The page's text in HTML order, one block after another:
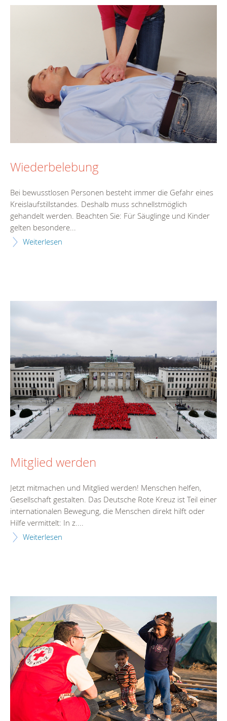
Wiederbelebung
Bei bewusstlosen Personen besteht immer die Gefahr eines
Kreislaufstillstandes. Deshalb muss schnellstmöglich
gehandelt werden. Beachten Sie: Für Säuglinge und Kinder
gelten besondere...
Weiterlesen
Mitglied werden
Jetzt mitmachen und Mitglied werden! Menschen helfen,
Gesellschaft gestalten. Das Deutsche Rote Kreuz ist Teil einer
internationalen Bewegung, die Menschen direkt hilft oder
Hilfe vermittelt: In z....
Weiterlesen